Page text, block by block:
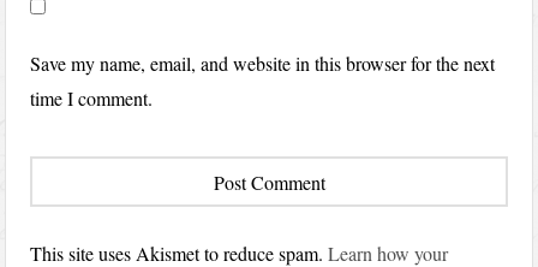
Save my name, email, and website in this browser for the next
time I comment.
This site uses Akismet to reduce spam.Learn how your